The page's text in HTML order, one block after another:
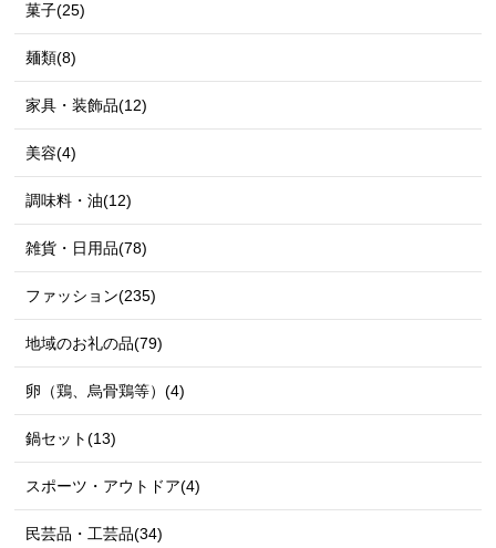
菓子(25)
麺類(8)
家具・装飾品(12)
美容(4)
調味料・油(12)
雑貨・日用品(78)
ファッション(235)
地域のお礼の品(79)
卵（鶏、烏骨鶏等）(4)
鍋セット(13)
スポーツ・アウトドア(4)
民芸品・工芸品(34)